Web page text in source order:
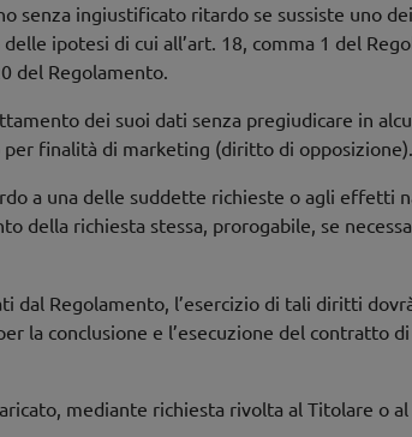
ingiustificato ritardo se sussiste uno
ipotesi di cui all’art. 18, comma 1 del
del Regolamento.
dei suoi dati senza pregiudicare in
finalità di marketing (diritto di opposizione).
a una delle suddette richieste o agli effetti
richiesta stessa, prorogabile, se
Regolamento, l’esercizio di tali diritti
la conclusione e l’esecuzione del contratto
mediante richiesta rivolta al Titolare o